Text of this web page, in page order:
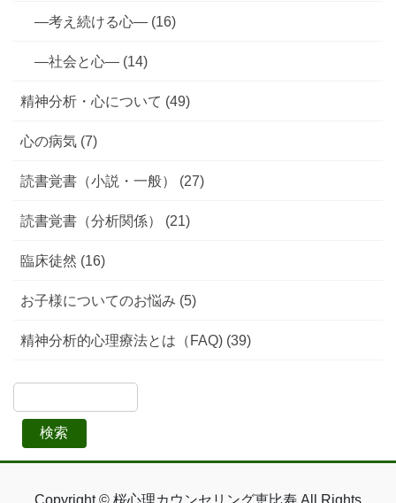
—考え続ける心— (16)
—社会と心— (14)
精神分析・心について (49)
心の病気 (7)
読書覚書（小説・一般） (27)
読書覚書（分析関係） (21)
臨床徒然 (16)
お子様についてのお悩み (5)
精神分析的心理療法とは（FAQ) (39)
検索